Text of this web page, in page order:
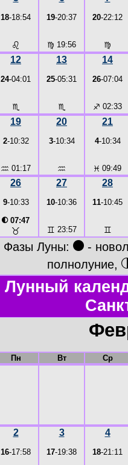
18-18:54
♌
19-20:37
♍ 19:56
20-22:12
♍
12
24-04:01
♏
13
25-05:31
♏
14
26-07:04
♐ 02:33
19
2-10:32
♒ 01:17
20
3-10:34
♒
21
4-10:34
♓ 09:49
26
9-10:33
◐07:47
♉
27
10-10:36
♊ 23:57
28
11-10:45
♊
Фазы Луны: ● -
полнолуние,
Лунный
Пн Вт Ср
2
16-17:58
3
17-19:38
4
18-21:11